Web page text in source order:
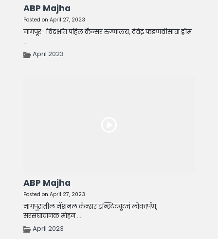
ABP Majha
Posted on April 27, 2023
नागपूर- विदर्भात पहिलं कॅन्सर रुग्णालय, देवेंद्र फडणवीसांचा ड्रीम
...
April 2023
ABP Majha
Posted on April 27, 2023
नागपुरातील नॅशनल कॅन्सर इन्स्टिट्यूटचं लोकार्पण,
सरसंघाचानक मोहन ...
April 2023